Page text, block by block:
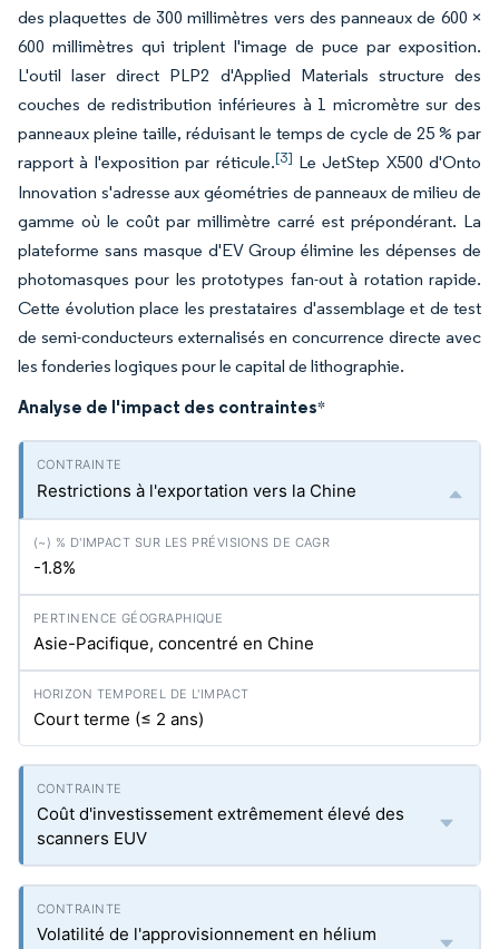
des plaquettes de 300 millimètres vers des panneaux de 600 ×
600 millimètres qui triplent l'image de puce par exposition.
L'outil laser direct PLP2 d'Applied Materials structure des
couches de redistribution inférieures à 1 micromètre sur des
panneaux pleine taille, réduisant le temps de cycle de 25 % par
rapport à l'exposition par réticule.[3] Le JetStep X500 d'Onto
Innovation s'adresse aux géométries de panneaux de milieu de
gamme où le coût par millimètre carré est prépondérant. La
plateforme sans masque d'EV Group élimine les dépenses de
photomasques pour les prototypes fan-out à rotation rapide.
Cette évolution place les prestataires d'assemblage et de test
de semi-conducteurs externalisés en concurrence directe avec
les fonderies logiques pour le capital de lithographie.
Analyse de l'impact des contraintes*
Restrictions à l'exportation vers la Chine
-1.8%
Asie-Pacifique, concentré en Chine
Court terme (≤ 2 ans)
Coût d'investissement extrêmement élevé des
scanners EUV
Volatilité de l'approvisionnement en hélium